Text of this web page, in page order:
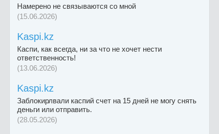
Намерено не связываются со мной
(15.06.2026)
Kaspi.kz
Каспи, как всегда, ни за что не хочет нести
ответственность!
(13.06.2026)
Kaspi.kz
Заблокирлвали каспий счет на 15 дней не могу снять
деньги или отправить.
(28.05.2026)